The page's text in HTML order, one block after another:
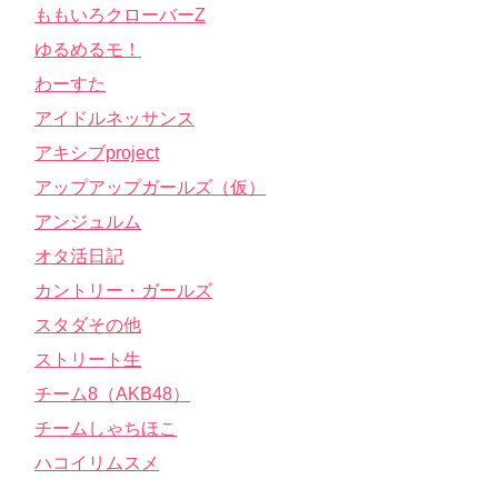
ももいろクローバーZ
ゆるめるモ！
わーすた
アイドルネッサンス
アキシブproject
アップアップガールズ（仮）
アンジュルム
オタ活日記
カントリー・ガールズ
スタダその他
ストリート生
チーム8（AKB48）
チームしゃちほこ
ハコイリムスメ